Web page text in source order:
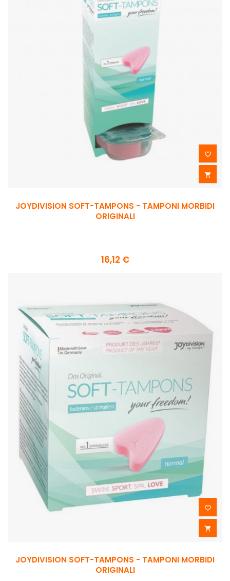


JOYDIVISION SOFT-TAMPONS - TAMPONI MORBIDI
ORIGINALI
16,12 €


JOYDIVISION SOFT-TAMPONS - TAMPONI MORBIDI
ORIGINALI